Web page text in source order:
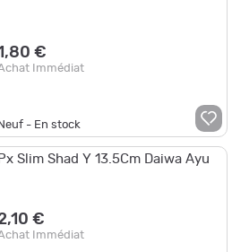
€
Immédiat
Neuf - En stock
Px Slim Shad Y 13.5Cm Daiwa Ayu
€
Immédiat